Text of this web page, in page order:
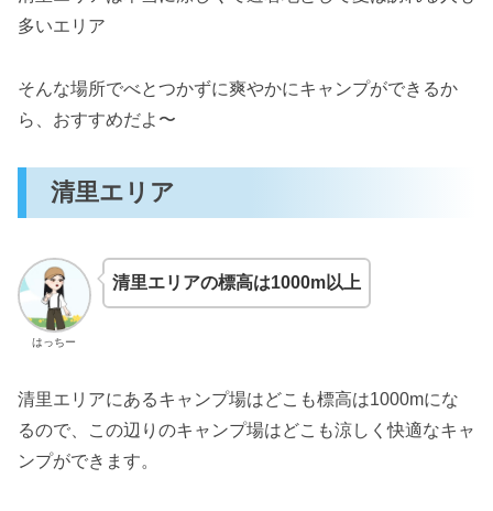
多いエリア
そんな場所でべとつかずに爽やかにキャンプができるか
ら、おすすめだよ〜
清里エリア
はっちー
清里エリアの標高は1000m以上
清里エリアにあるキャンプ場はどこも標高は1000mにな
るので、この辺りのキャンプ場はどこも涼しく快適なキャ
ンプができます。